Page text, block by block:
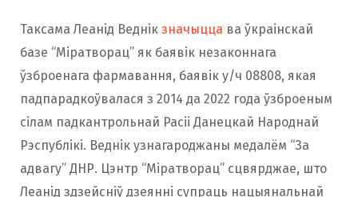
Таксама Леанід Веднік значыцца ва ўкраінскай
базе “Міратворац” як баявік незаконнага
ўзброенага фармавання, баявік у/ч 08808, якая
падпарадкоўвалася з 2014 да 2022 года ўзброеным
сілам падкантрольнай Расіі Данецкай Народнай
Рэспублікі. Веднік узнагароджаны медалём “За
адвагу” ДНР. Цэнтр “Міратворац” сцвярджае, што
Леанід здзейсніў дзеянні супраць нацыянальнай